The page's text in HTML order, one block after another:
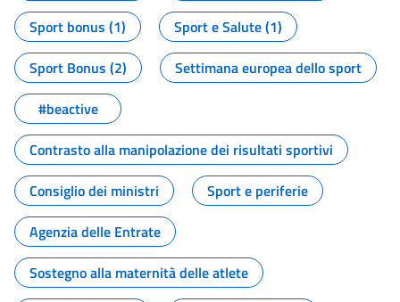
Sport bonus (1)
Sport e Salute (1)
Sport Bonus (2)
Settimana europea dello sport
#beactive
Contrasto alla manipolazione dei risultati sportivi
Consiglio dei ministri
Sport e periferie
Agenzia delle Entrate
Sostegno alla maternità delle atlete